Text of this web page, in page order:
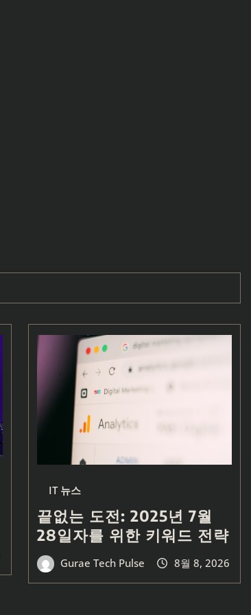
IT 뉴스
끝없는 도전: 2025년 7월
28일자를 위한 키워드 전략
Gurae Tech Pulse 8월 8, 2026